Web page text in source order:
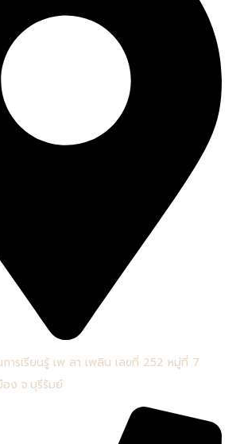
ารเรียนรู้ เพ ลา เพลิน เลขที่ 252 หมู่ที่ 7
อง จ.บุรีรัมย์